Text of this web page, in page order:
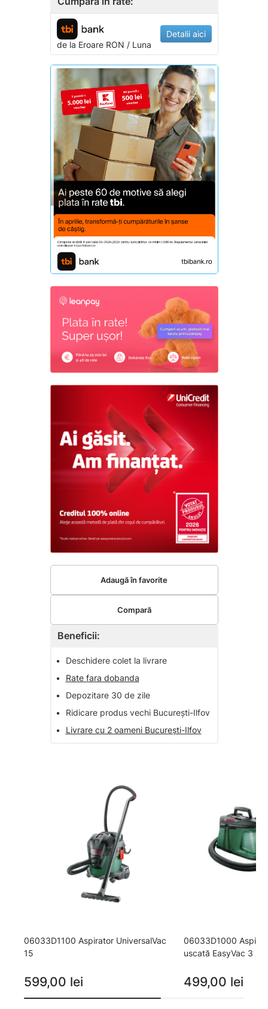
Beneficii:
•
Deschidere colet la livrare
•
Rate fara dobanda
•
Depozitare 30 de zile
•
Ridicare produs vechi București-Ilfov
•
Livrare cu 2 oameni București-Ilfov
de la EroareRON / Luna
Detalii aici
Adaugă în favorite
Compară
06033D1100 Aspirator UniversalVac
15
599,00 lei
06033D1000
uscată EasyVac 3
499,00 lei